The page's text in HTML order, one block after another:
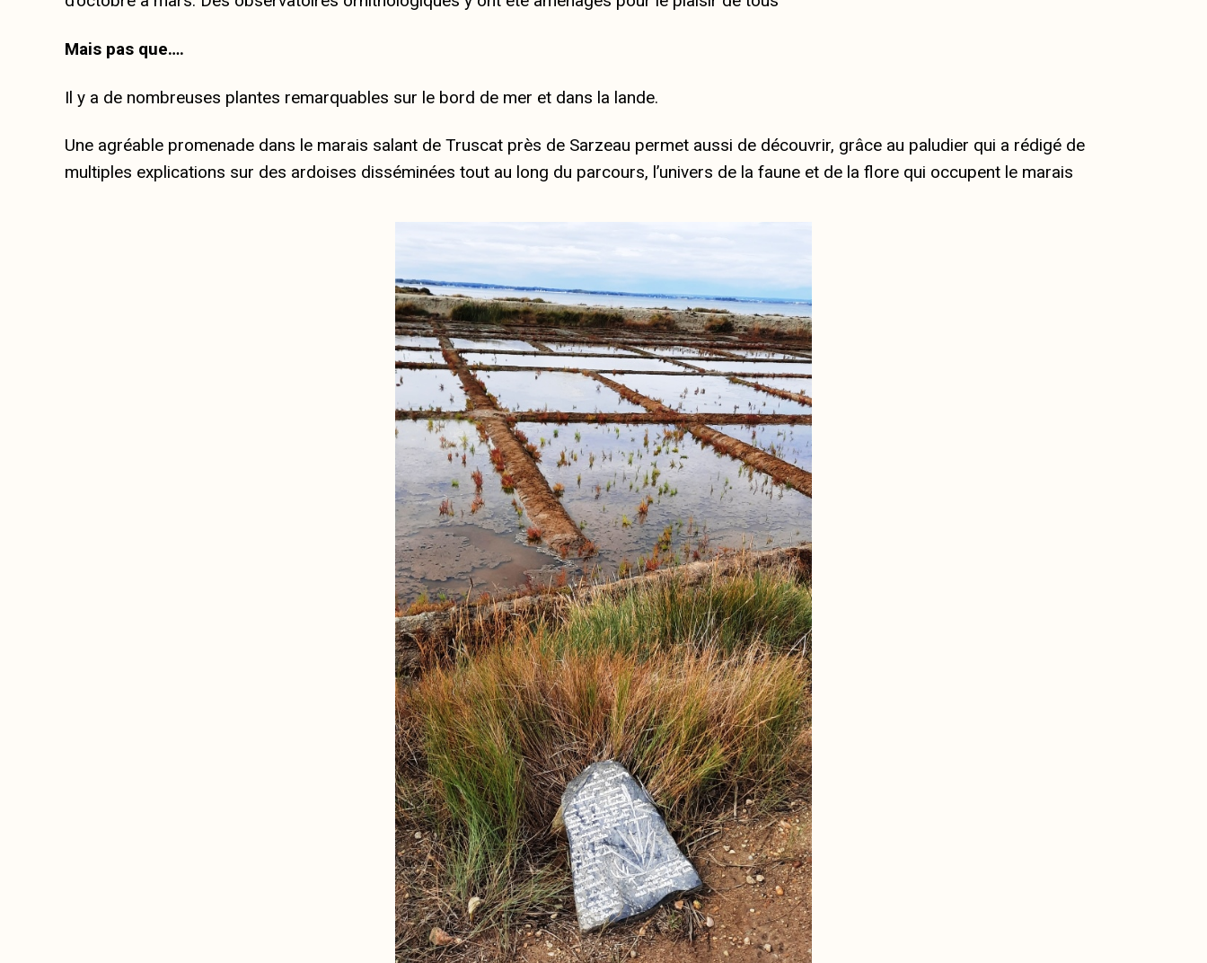
Mais pas que….
Il y a de nombreuses plantes remarquables sur le bord de mer et dans la lande.
Une agréable promenade dans le marais salant de Truscat près de Sarzeau permet aussi de découvrir, grâce au paludier qui a rédigé de
multiples explications sur des ardoises disséminées tout au long du parcours, l’univers de la faune et de la flore qui occupent le marais